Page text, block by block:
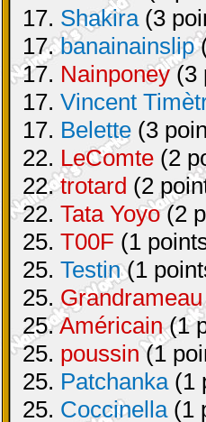
17. Shakira(3
17.banainainslip
17. Nainponey(3
17. Vincent
17. Belette (3
22. LeComte (2
22.trotard (2
22. Tata Yoyo(2
25. T00F (1
25. Testin(1
25. Grandrameau
25.Américain(1
25. poussin(1
25. Patchanka(1
25. Coccinella(1